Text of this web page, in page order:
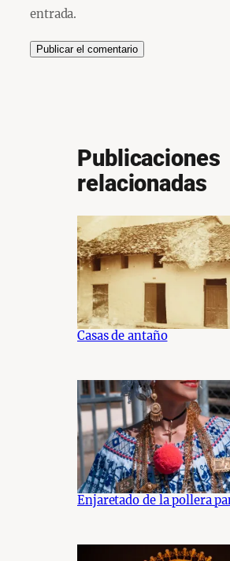
entrada.
Publicaciones
relacionadas
Casas de antaño
Enjaretado de la pollera